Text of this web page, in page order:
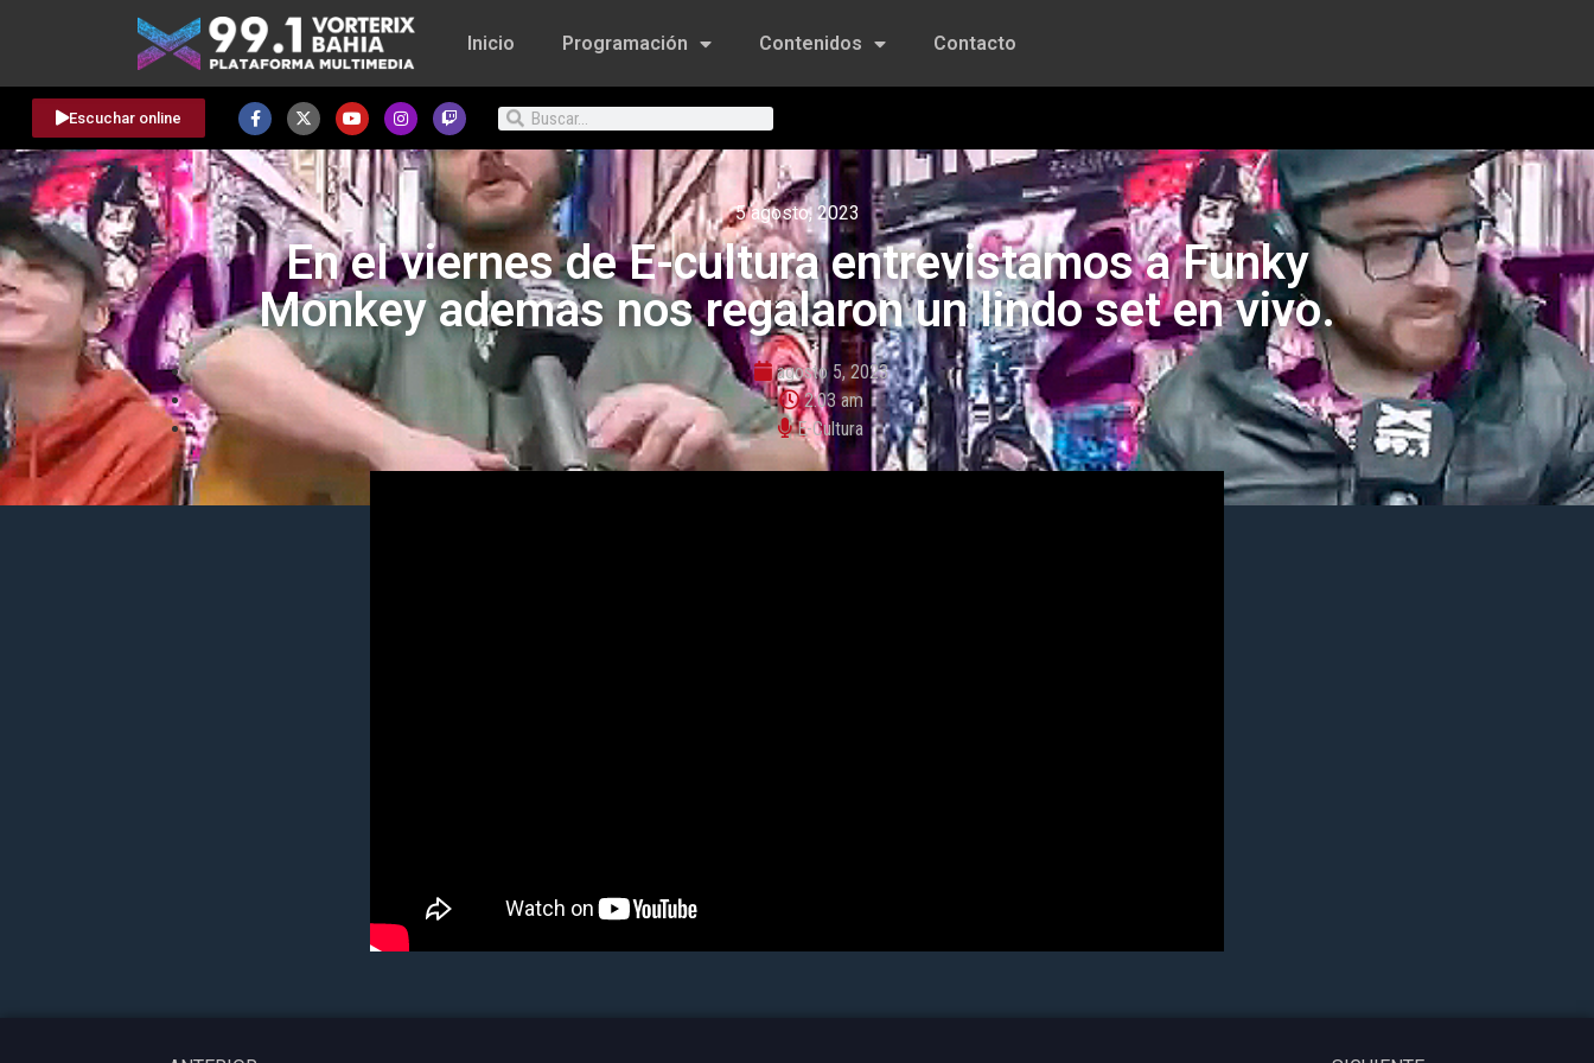
Inicio Programación Contenidos Contacto
Escuchar online
5 agosto, 2023
En el viernes de E-cultura entrevistamos a Funky
Monkey ademas nos regalaron un lindo set en vivo.
agosto 5, 2023
2:03 am
E-Cultura